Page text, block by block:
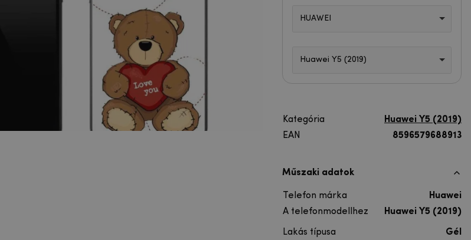
HUAWEI
Huawei Y5 (2019)
Kategória
Huawei Y5 (2019)
EAN
8596579688913
Műszaki adatok
Telefon márka
Huawei
A telefonmodellhez
Huawei Y5 (2019)
Lakás típusa
Gél